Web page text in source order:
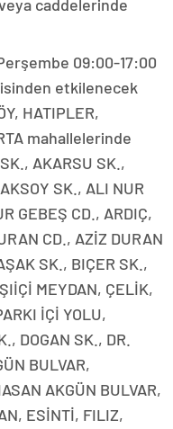
caddelerinde
09:00-17:00
etkilenecek
HATIPLER,
mahallelerinde
AKARSU SK.,
SK., ALI NUR
GEBEŞ CD., ARDIÇ,
CD., AZİZ DURAN
SK., BIÇER SK.,
MEYDAN, ÇELİK,
İÇİ YOLU,
DOGAN SK., DR.
BULVAR,
AKGÜN BULVAR,
ESİNTİ, FILIZ,